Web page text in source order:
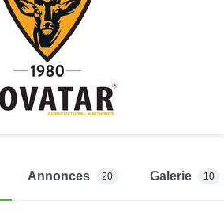
Annonces 20 Galerie 10